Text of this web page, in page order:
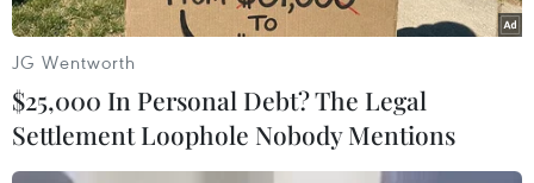
dưới thời Tổng thống Iran Mahmoud Ahmadinejad, đã
bị chuyển tới Nhà tù Tehran Evin trong ngày 15/2.
JG Wentworth
$25,000 In Personal Debt? The Legal
Settlement Loophole Nobody Mentions